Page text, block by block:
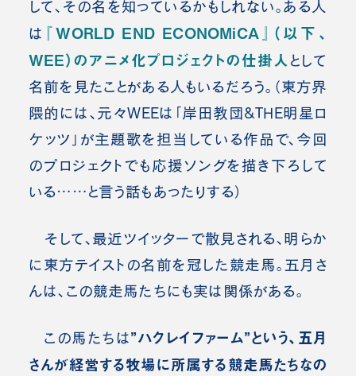
して、その名を知っているかもしれない。ある人
は 『WORLD END ECONOMiCA』（以下、
WEE）のアニメ化プロジェクトの仕掛人 として
名前を見たことがある人もいるだろう。（東方界
隈的には、元々WEEは「岸田教団&THE明星ロ
ケッツ」が主題歌を担当している作品で、今回
のプロジェクトでも応援ソングを描き下ろして
いる……と言う話もあったりする）
そして、最近ツイッターで散見される、明らか
に東方テイストの名前を冠した競走馬。五月さ
んは、この競走馬たちにも実は関係がある。
この馬たちは”ハクレイファーム”という、五月
さんが経営する牧場に所属する競走馬たちなの